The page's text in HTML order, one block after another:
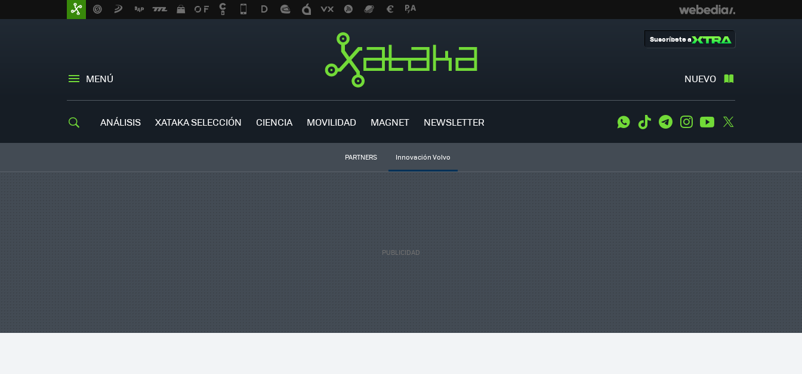
MENÚ NUEVO
Suscríbete a
ANÁLISIS XATAKA SELECCIÓN CIENCIA MOVILIDAD MAGNET NEWSLETTER WhatsApp
Tiktok TelegramInstagramYoutube
PARTNERS Innovación Volvo